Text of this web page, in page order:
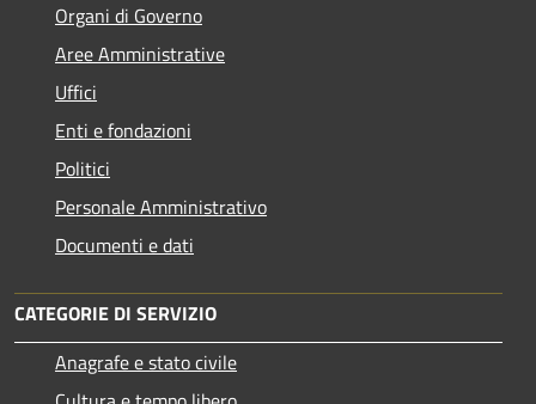
Organi di Governo
Aree Amministrative
Uffici
Enti e fondazioni
Politici
Personale Amministrativo
Documenti e dati
CATEGORIE DI SERVIZIO
Anagrafe e stato civile